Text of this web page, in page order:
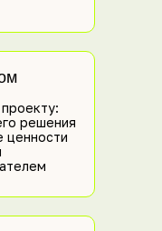
решения
ценности